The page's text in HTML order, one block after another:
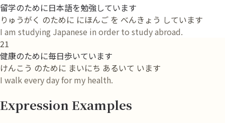
留学のために日本語を勉強しています
りゅうがく のために にほんご を べんきょう しています
I am studying Japanese in order to study abroad.
21
健康のために毎日歩いています
けんこう のために まいにち あるいて います
I walk every day for my health.
Expression Examples